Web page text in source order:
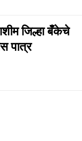
जिल्हा बँकेचे
पात्र